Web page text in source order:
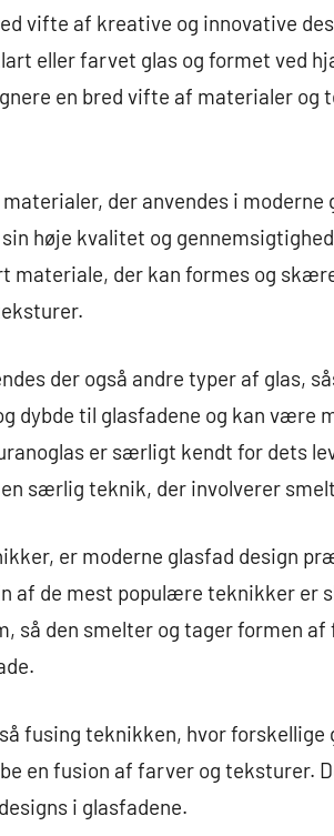
vifte af kreative og innovative
eller farvet glas og formet ved
en bred vifte af materialer og
der anvendes i moderne
høje kvalitet og
materiale, der kan formes og
der også andre typer af glas,
dybde til glasfadene og kan være
er særligt kendt for dets
særlig teknik, der involverer
er moderne glasfad design
af de mest populære teknikker er
så den smelter og tager formen
fusing teknikken, hvor
en fusion af farver og teksturer.
i glasfadene.